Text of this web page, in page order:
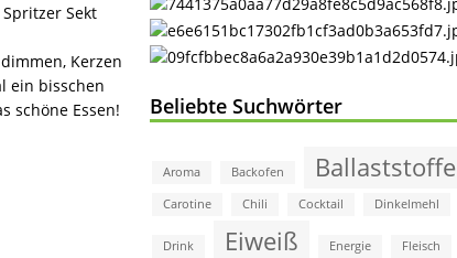
Sekt
Kerzen
ein bisschen
schöne Essen!
Beliebte Suchwörter
Aroma Backofen Ballaststoffe
Carotine Chili Cocktail Dinkelmehl
Drink Eiweiß Energie Fleisch